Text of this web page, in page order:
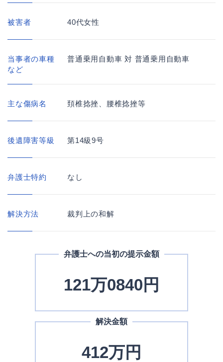
被害者 40代女性
当事者の車種
など
普通乗用自動車 対 普通乗用自動車
主な傷病名 頚椎捻挫、腰椎捻挫等
後遺障害等級 第14級9号
弁護士特約 なし
解決方法 裁判上の和解
弁護士への当初の提示金額
121万0840円
解決金額
412万円